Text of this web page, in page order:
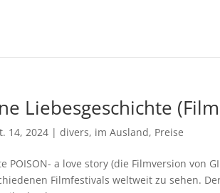
Liebesgeschichte
14, 2024 |divers, im Ausland, Preise
POISON- a love story (die Filmversion von
Filmfestivals weltweit zu sehen.